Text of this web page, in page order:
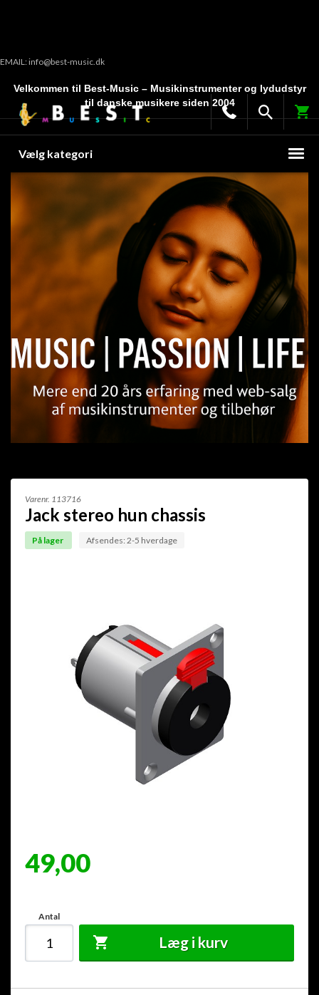
EMAIL: info@best-music.dk
Velkommen til Best-Music – Musikinstrumenter og lydudstyr
til danske musikere siden 2004
Vælg kategori
Varenr. 113716
Jack stereo hun chassis
På lager Afsendes: 2-5 hverdage
49,00
Antal
Læg i kurv